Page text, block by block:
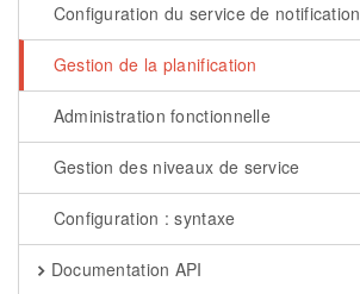
Configuration du service de notification
Gestion de la planification
Administration fonctionnelle
Gestion des niveaux de service
Configuration : syntaxe
Documentation API